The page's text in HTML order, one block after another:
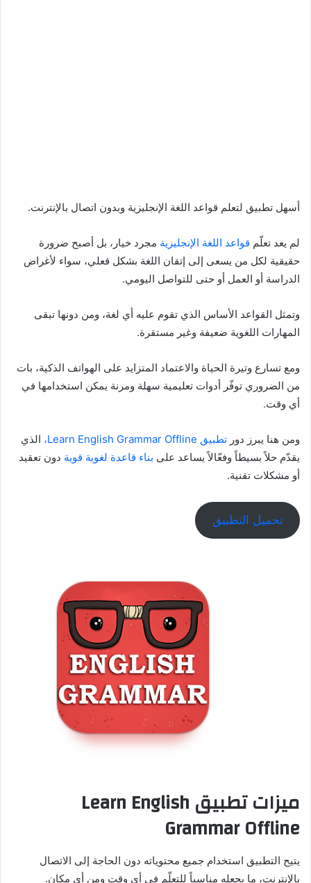
أسهل تطبيق لتعلم قواعد اللغة الإنجليزية وبدون اتصال بالإنترنت.
لم يعد تعلّم قواعد اللغة الإنجليزية مجرد خيار، بل أصبح ضرورة
حقيقية لكل من يسعى إلى إتقان اللغة بشكل فعلي، سواء لأغراض
الدراسة أو العمل أو حتى للتواصل اليومي.
وتمثل القواعد الأساس الذي تقوم عليه أي لغة، ومن دونها تبقى
المهارات اللغوية ضعيفة وغير مستقرة.
ومع تسارع وتيرة الحياة والاعتماد المتزايد على الهواتف الذكية، بات
من الضروري توفّر أدوات تعليمية سهلة ومرنة يمكن استخدامها في
أي وقت.
ومن هنا يبرز دور تطبيق Learn English Grammar Offline،
الذي
يقدّم حلاً بسيطاً وفعّالاً يساعد على بناء قاعدة لغوية قوية دون تعقيد
أو مشكلات تقنية.
تحميل التطبيق
ميزات تطبيق Learn English
Grammar Offline
يتيح التطبيق استخدام جميع محتوياته دون الحاجة إلى الاتصال
بالإنترنت، ما يجعله مناسباً للتعلّم في أي وقت ومن أي مكان.